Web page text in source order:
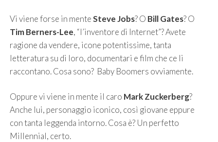
Vi viene forse in menteSteve Jobs? O Bill Gates? O
Tim Berners-Lee, “l’inventore di Internet”? Avete
ragione da vendere, icone potentissime, tanta
letteratura su di loro, documentari e film che ce li
raccontano. Cosa sono? Baby Boomers ovviamente.
Oppure vi viene in mente il caro Mark Zuckerberg?
Anche lui, personaggio iconico, così giovane eppure
con tanta leggenda intorno. Cosa è? Un perfetto
Millennial, certo.